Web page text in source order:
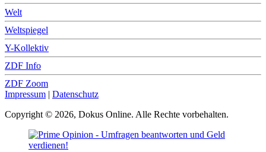
Welt
Weltspiegel
Y-Kollektiv
ZDF Info
ZDF Zoom
Impressum | Datenschutz
Copyright © 2026, Dokus Online. Alle Rechte vorbehalten.